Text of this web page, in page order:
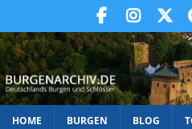
HOME BURGEN BLOG